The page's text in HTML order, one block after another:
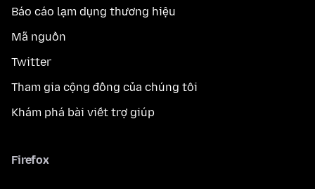
Báo cáo lạm dụng thương hiệu
Mã nguồn
Twitter
Tham gia cộng đồng của chúng tôi
Khám phá bài viết trợ giúp
Firefox